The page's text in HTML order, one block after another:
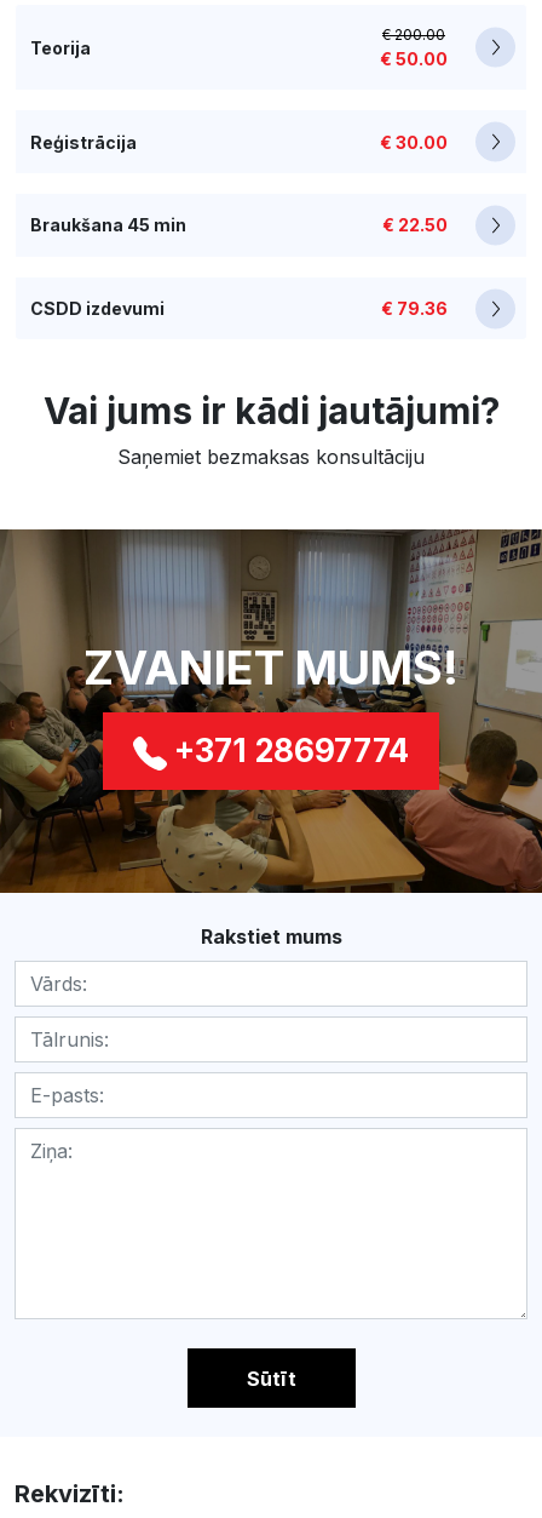
Teorija
€ 200.00
€ 50.00
Reģistrācija € 30.00
Braukšana 45 min € 22.50
CSDD izdevumi € 79.36
Vai jums ir kādi jautājumi?
Saņemiet bezmaksas konsultāciju
ZVANIET MUMS!
+371 28697774
Rakstiet mums
Sūtīt
Rekvizīti: